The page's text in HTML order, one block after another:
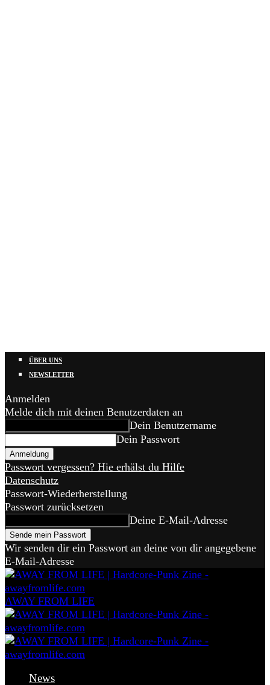
ÜBER UNS
NEWSLETTER
Anmelden
Melde dich mit deinen Benutzerdaten an
Dein Benutzername
Dein Passwort
Passwort vergessen? Hie erhälst du Hilfe
Datenschutz
Passwort-Wiederherstellung
Passwort zurücksetzen
Deine E-Mail-Adresse
Wir senden dir ein Passwort an deine von dir angegebene
E-Mail-Adresse
AWAY FROM LIFE
News